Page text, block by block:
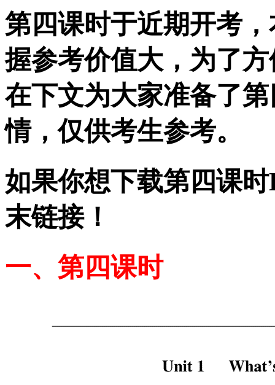
第四课时于近期开考
握参考价值大，为了
在下文为大家准备了
情，仅供考生参考。
如果你想下载第四课
末链接！
一、第四课时